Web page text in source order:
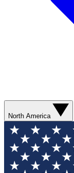
North America